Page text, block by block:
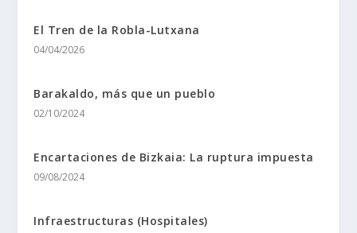
El Tren de la Robla-Lutxana
04/04/2026
Barakaldo, más que un pueblo
02/10/2024
Encartaciones de Bizkaia: La ruptura impuesta
09/08/2024
Infraestructuras (Hospitales)